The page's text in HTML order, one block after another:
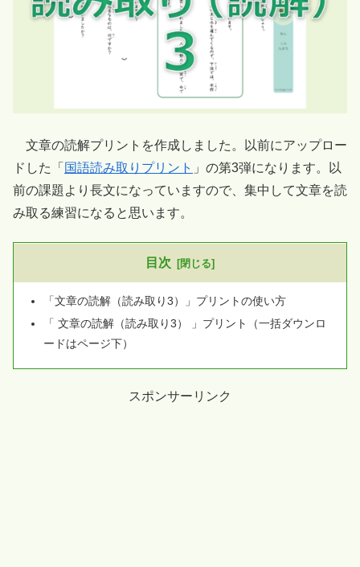
文章の読解プリントを作成しました。以前にアップロー
ドした「 国語読み取りプリント 」の第3弾になります。以
前の課題より長文になっていますので、集中して文章を読
み取る練習になると思います。
目次
「文章の読解（読み取り3）」プリントの使い方
「 文章の読解（読み取り3） 」プリント（一括ダウンロ
ードはページ下）
スポンサーリンク